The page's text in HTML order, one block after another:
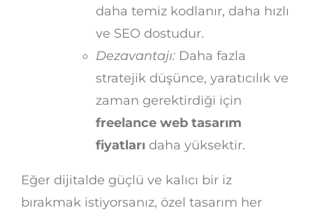
daha temiz kodlanır, daha hızlı
ve SEO dostudur.
Dezavantajı: Daha fazla
stratejik düşünce, yaratıcılık ve
zaman gerektirdiği için
freelance web tasarım
fiyatları daha yüksektir.
Eğer dijitalde güçlü ve kalıcı bir iz
bırakmak istiyorsanız, özel tasarım her